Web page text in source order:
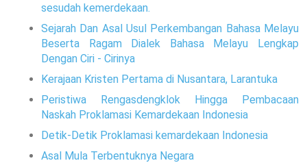
sesudah kemerdekaan.
Sejarah Dan Asal Usul Perkembangan Bahasa Melayu
Beserta Ragam Dialek Bahasa Melayu Lengkap
Dengan Ciri - Cirinya
Kerajaan Kristen Pertama di Nusantara, Larantuka
Peristiwa Rengasdengklok Hingga Pembacaan
Naskah Proklamasi Kemardekaan Indonesia
Detik-Detik Proklamasi kemardekaan Indonesia
Asal Mula Terbentuknya Negara